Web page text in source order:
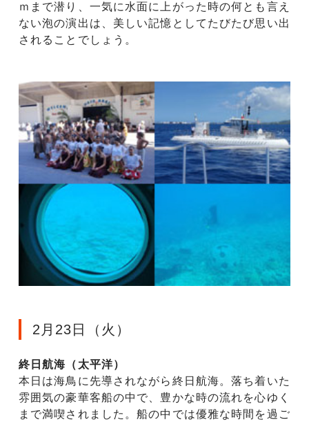
ｍまで潜り、一気に水面に上がった時の何とも言え
ない泡の演出は、美しい記憶としてたびたび思い出
されることでしょう。
2月23日（火）
終日航海（太平洋）
本日は海鳥に先導されながら終日航海。落ち着いた
雰囲気の豪華客船の中で、豊かな時の流れを心ゆく
まで満喫されました。船の中では優雅な時間を過ご